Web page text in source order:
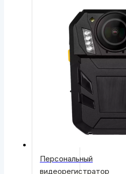
Персональный
видеорегистратор